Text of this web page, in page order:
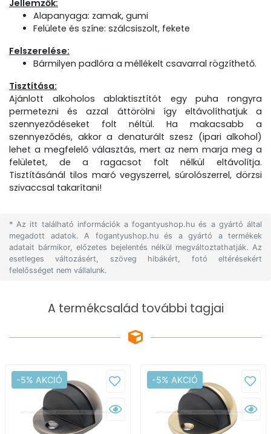
Jellemzők:
Alapanyaga: zamak, gumi
Felülete és színe: szálcsiszolt, fekete
Felszerelése:
Bármilyen padlóra a méllékelt csavarral rögzíthető.
Tisztítása:
Ajánlott alkoholos ablaktisztítót egy puha rongyra
permetezni és azzal áttörölni így eltávolíthatjuk a
szennyeződéseket folt néltül. Ha makacsabb a
szennyeződés, akkor a denaturált szesz (ipari alkohol)
lehet a megfelelő választás, mert az nem marja meg a
felületet, de a ragacsot folt nélkül eltávolítja.
Tisztításánál tilos maró vegyszerrel, súrolószerrel, dörzsi
szivaccsal takarítani!
* Az itt található információk a fogantyushop.hu és a gyártó által
megadott adatok. A fogantyushop.hu és a gyártó a termékek
adatait bármikor, előzetes bejelentés nélkül megváltoztathatják. Az
esetleges változásért, szöveg hibákért, fotó eltérésekért
felelősséget nem vállalunk.
A termékcsalád további tagjai
-5% AKCIÓ -5% AKCIÓ